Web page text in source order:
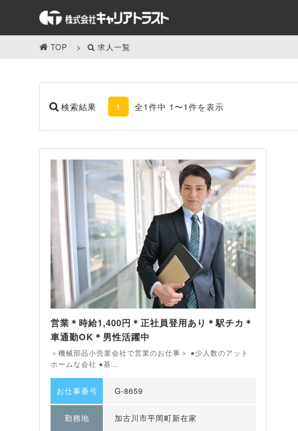
TOP 求人一覧
検索結果 1 全1件中 1〜1件を表示
営業＊時給1,400円＊正社員登用あり＊駅チカ＊
車通勤OK＊男性活躍中
＜機械部品小売業会社で営業のお仕事＞ ●少人数のアット
ホームな会社 ●基...
お仕事番号 G-8659
勤務地 加古川市平岡町新在家